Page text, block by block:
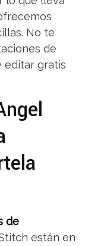
No te
de
editar gratis
de
están en